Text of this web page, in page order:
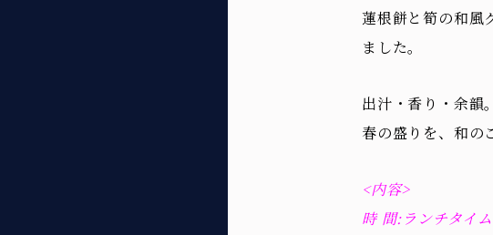
蓮根餅と筍の和風
ました。
出汁・香り・余韻。
春の盛りを、和の
<内容>
時 間:ランチタイ